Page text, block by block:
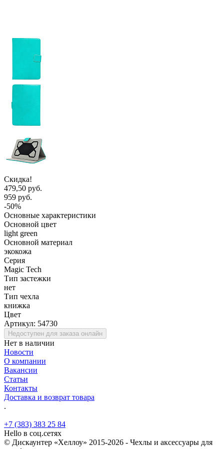
Скидка!
479,50 руб.
959 руб.
-50%
Основные характеристики
Основной цвет
light green
Основной материал
экокожа
Серия
Magic Tech
Тип застежки
нет
Тип чехла
книжка
Цвет
Артикул: 54730
Недоступен для заказа онлайн
Нет в наличии
Новости
О компании
Вакансии
Статьи
Контакты
Доставка и возврат товара
.
+7 (383) 383 25 84
Hello в соц.сетях
© Дискаунтер «Хеллоу» 2015-2026 - Чехлы и аксессуары для